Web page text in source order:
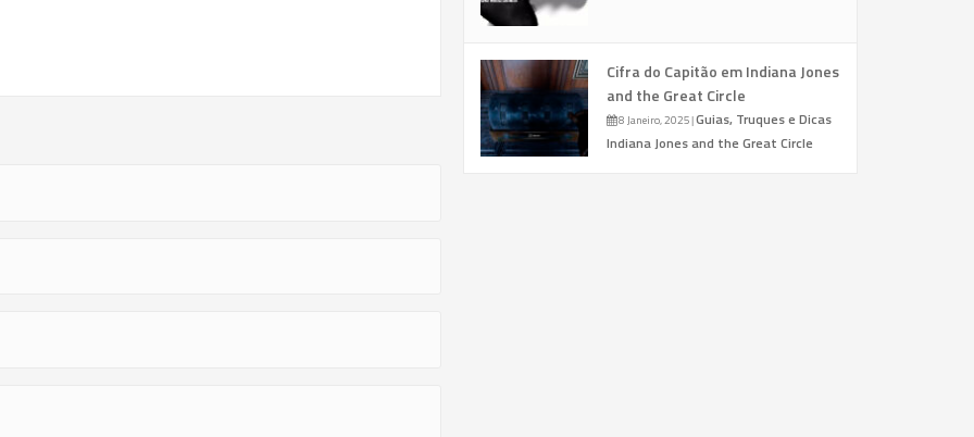
Cifra do Capitão em Indiana Jones
and the Great Circle
8 Janeiro, 2025|Guias, Truques e Dicas
Indiana Jones and the Great Circle